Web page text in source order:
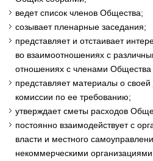
ведет список членов Общества;
созывает пленарные заседания;
представляет и отстаивает
во взаимоотношениях с
отношениях с членами Общества
представляет материалы о
комиссии по ее требованию;
утверждает сметы расходов
постоянно взаимодействует с
власти и местного
некоммерческими